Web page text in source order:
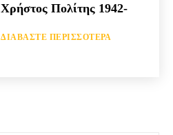
Χρήστος Πολίτης 1942-
ΔΙΑΒΆΣΤΕ ΠΕΡΙΣΣΌΤΕΡΑ